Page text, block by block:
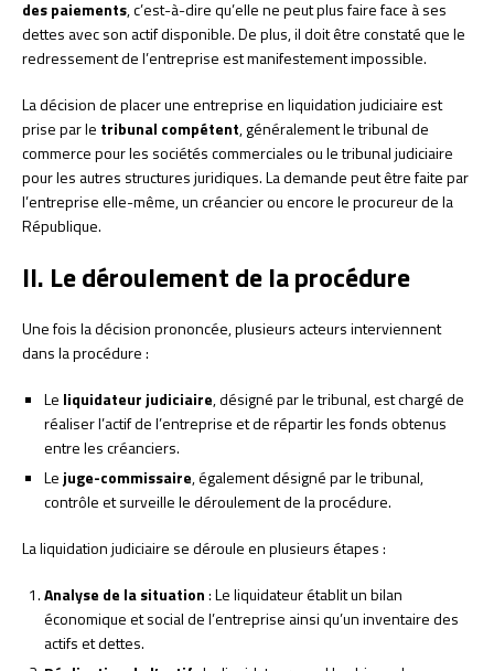
des paiements, c’est-à-dire qu’elle ne peut plus faire face à ses
dettes avec son actif disponible. De plus, il doit être constaté que le
redressement de l’entreprise est manifestement impossible.
La décision de placer une entreprise en liquidation judiciaire est
prise par le tribunal compétent, généralement le tribunal de
commerce pour les sociétés commerciales ou le tribunal judiciaire
pour les autres structures juridiques. La demande peut être faite par
l’entreprise elle-même, un créancier ou encore le procureur de la
République.
II. Le déroulement de la procédure
Une fois la décision prononcée, plusieurs acteurs interviennent
dans la procédure :
Le liquidateur judiciaire, désigné par le tribunal, est chargé de
réaliser l’actif de l’entreprise et de répartir les fonds obtenus
entre les créanciers.
Lejuge-commissaire, également désigné par le tribunal,
contrôle et surveille le déroulement de la procédure.
La liquidation judiciaire se déroule en plusieurs étapes :
Analyse de la situation: Le liquidateur établit un bilan
économique et social de l’entreprise ainsi qu’un inventaire des
actifs et dettes.